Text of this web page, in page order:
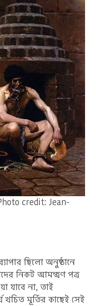
credit: Jean-
ছিলো অনুষ্ঠানে
নিকট আমন্ত্রণ পত্র
যাবে না, তাই
খচিত মূর্তির কাছেই সেই